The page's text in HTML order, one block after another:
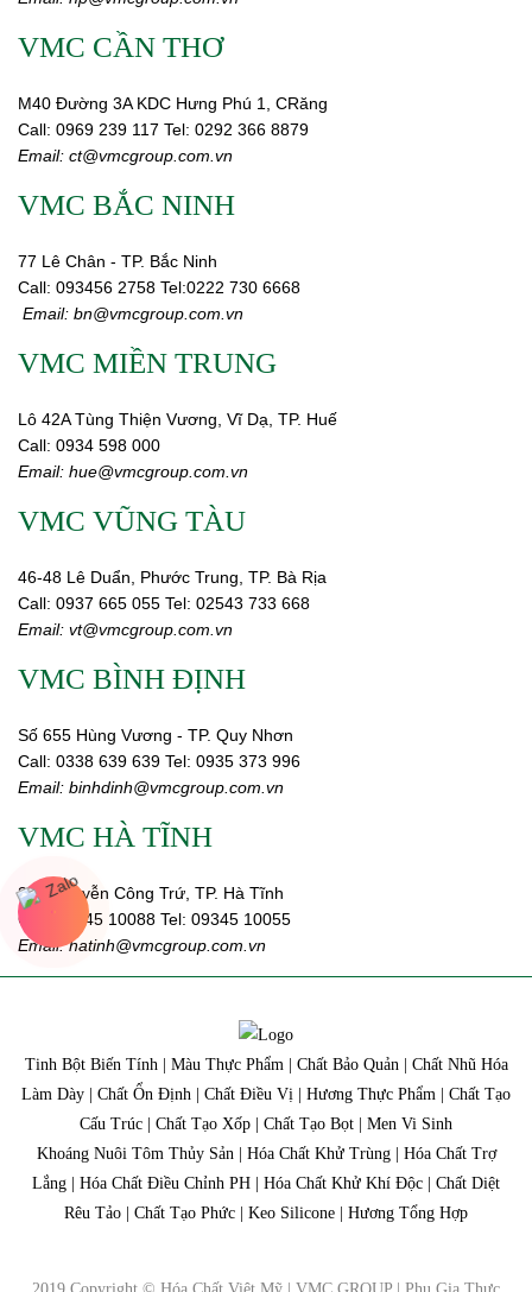
VMC CẦN THƠ
M40 Đường 3A KDC Hưng Phú 1, CRăng
Call: 0969 239 117 Tel: 0292 366 8879
Email: ct@vmcgroup.com.vn
VMC BẮC NINH
77 Lê Chân - TP. Bắc Ninh
Call: 093456 2758 Tel:0222 730 6668
Email: bn@vmcgroup.com.vn
VMC MIỀN TRUNG
Lô 42A Tùng Thiện Vương, Vĩ Dạ, TP. Huế
Call: 0934 598 000
Email: hue@vmcgroup.com.vn
VMC VŨNG TÀU
46-48 Lê Duẩn, Phước Trung, TP. Bà Rịa
Call: 0937 665 055 Tel: 02543 733 668
Email: vt@vmcgroup.com.vn
VMC BÌNH ĐỊNH
Số 655 Hùng Vương - TP. Quy Nhơn
Call: 0338 639 639 Tel: 0935 373 996
Email: binhdinh@vmcgroup.com.vn
VMC HÀ TĨNH
359 Nguyễn Công Trứ, TP. Hà Tĩnh
Call:
09345 10088 Tel: 09345 10055
Email: hatinh@vmcgroup.com.vn
Tinh Bột Biến Tính | Màu Thực Phẩm | Chất Bảo Quản | Chất Nhũ Hóa
Làm Dày | Chất Ổn Định | Chất Điều Vị | Hương Thực Phẩm | Chất Tạo
Cấu Trúc | Chất Tạo Xốp | Chất Tạo Bọt | Men Vi Sinh
Khoáng Nuôi Tôm Thủy Sản | Hóa Chất Khử Trùng | Hóa Chất Trợ
Lắng | Hóa Chất Điều Chỉnh PH | Hóa Chất Khử Khí Độc | Chất Diệt
Rêu Tảo | Chất Tạo Phức | Keo Silicone | Hương Tổng Hợp